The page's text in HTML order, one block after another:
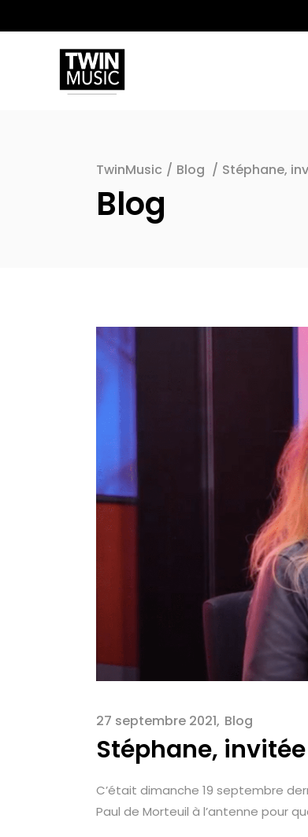
TwinMusic / Blog / Stéphane,
Blog
27 septembre 2021 Blog
Stéphane,
C’était dimanche 19 septembre
Paul de Morteuil à l’antenne pour